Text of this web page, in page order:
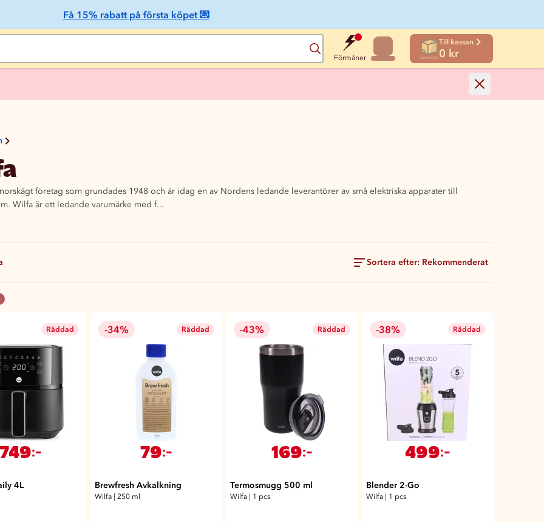
Få 15% rabatt på första köpet 💌
Sök
Förmåner
Till kassan
0 kr
företag som grundades 1948 och är idag en av Nordens ledande leverantörer av små elektriska apparater till
Wilfa är ett ledande varumärke med f...
Sortera efter: Rekommenderat
Räddad
749:-
4L
-34% Räddad
79:-
Brewfresh Avkalkning
Wilfa 250 ml
-43% Räddad
169:-
Termosmugg 500 ml
Wilfa 1 pcs
-38% Räddad
499:-
Blender 2-Go
Wilfa 1 pcs